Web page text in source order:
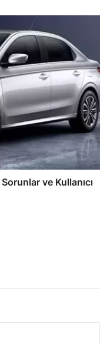
ve Kullanıcı